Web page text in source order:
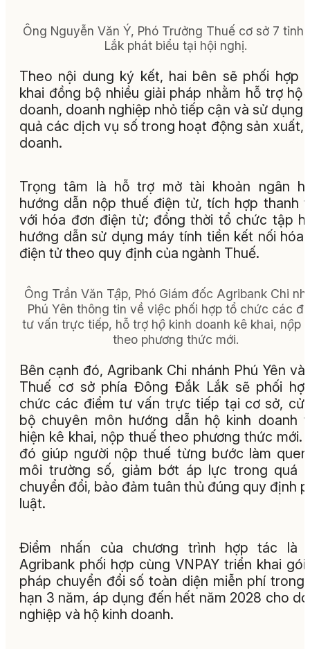
Ông Nguyễn Văn Ý, Phó Trưởng Thuế cơ sở 7 tỉnh
Lắk phát biểu tại hội nghị.
Theo nội dung ký kết, hai bên sẽ phối hợp
khai đồng bộ nhiều giải pháp nhằm hỗ trợ hộ
doanh, doanh nghiệp nhỏ tiếp cận và sử dụng
quả các dịch vụ số trong hoạt động sản xuất,
doanh.
Trọng tâm là hỗ trợ mở tài khoản ngân
hướng dẫn nộp thuế điện tử, tích hợp thanh
với hóa đơn điện tử; đồng thời tổ chức tập
hướng dẫn sử dụng máy tính tiền kết nối hóa
điện tử theo quy định của ngành Thuế.
Ông Trần Văn Tập, Phó Giám đốc Agribank Chi
Phú Yên thông tin về việc phối hợp tổ chức các
tư vấn trực tiếp, hỗ trợ hộ kinh doanh kê khai, nộp
theo phương thức mới.
Bên cạnh đó, Agribank Chi nhánh Phú Yên và
Thuế cơ sở phía Đông Đắk Lắk sẽ phối
chức các điểm tư vấn trực tiếp tại cơ sở, cử
bộ chuyên môn hướng dẫn hộ kinh doanh
hiện kê khai, nộp thuế theo phương thức mới.
đó giúp người nộp thuế từng bước làm
môi trường số, giảm bớt áp lực trong quá
chuyển đổi, bảo đảm tuân thủ đúng quy định
luật.
Điểm nhấn của chương trình hợp tác là
Agribank phối hợp cùng VNPAY triển khai gói
pháp chuyển đổi số toàn diện miễn phí trong
hạn 3 năm, áp dụng đến hết năm 2028 cho
nghiệp và hộ kinh doanh.